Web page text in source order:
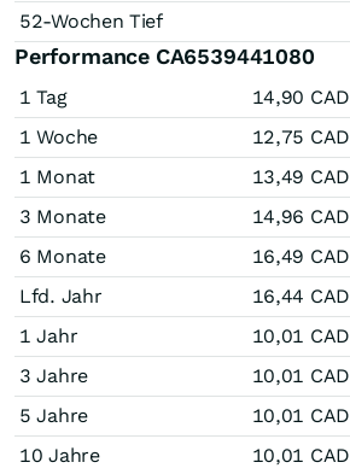
52-Wochen Tief
Performance CA6539441080
1 Tag 14,90 CAD
1 Woche
12,75 CAD
1 Monat
13,49 CAD
3 Monate
14,96 CAD
6 Monate
16,49 CAD
Lfd. Jahr
16,44 CAD
1 Jahr
10,01 CAD
3 Jahre
10,01 CAD
5 Jahre
10,01 CAD
10 Jahre
10,01 CAD